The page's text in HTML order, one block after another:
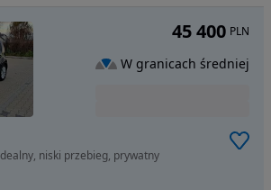
niski przebieg, prywatny
45 400 PLN
W granicach średniej